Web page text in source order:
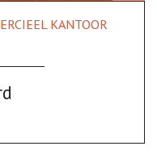
KANTOOR